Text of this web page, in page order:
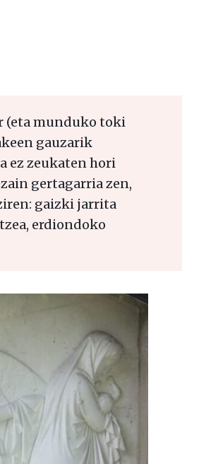
(eta munduko toki
gauzarik
ez zeukaten hori
gertagarria zen,
gaizki jarrita
erdiondoko